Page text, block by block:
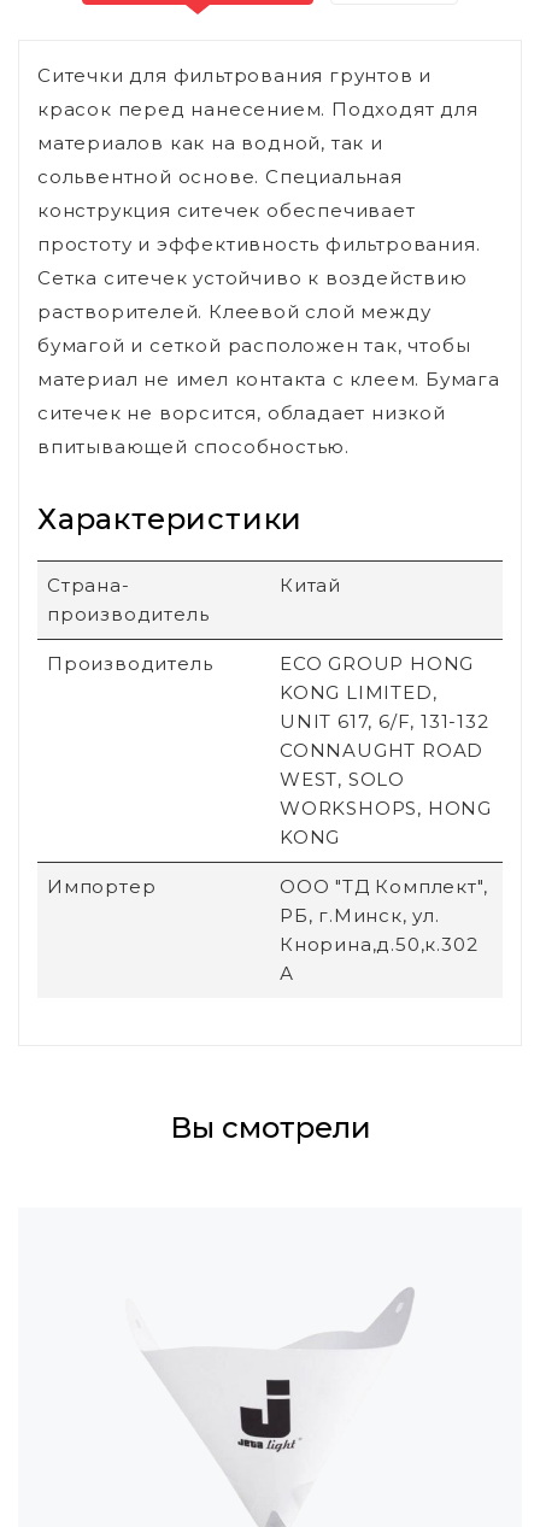
Ситечки для фильтрования грунтов и
красок перед нанесением. Подходят для
материалов как на водной, так и
сольвентной основе. Специальная
конструкция ситечек обеспечивает
простоту и эффективность фильтрования.
Сетка ситечек устойчиво к воздействию
растворителей. Клеевой слой между
бумагой и сеткой расположен так, чтобы
материал не имел контакта с клеем. Бумага
ситечек не ворсится, обладает низкой
впитывающей способностью.
Характеристики
Страна-
производитель
Китай
Производитель
ECO GROUP HONG
KONG LIMITED,
UNIT 617, 6/F, 131-132
CONNAUGHT ROAD
WEST, SOLO
WORKSHOPS, HONG
KONG
Импортер
ООО "ТД Комплект",
РБ, г.Минск, ул.
Кнорина,д.50,к.302
А
Вы смотрели